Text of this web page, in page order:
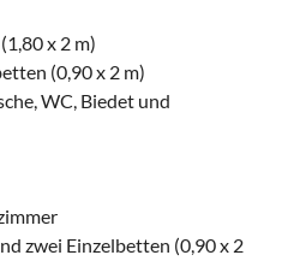
x 2 m)
(0,90 x 2 m)
WC, Biedet und
zwei Einzelbetten (0,90 x 2